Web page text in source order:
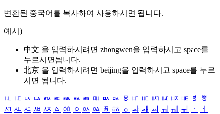
변환된 중국어를 복사하여 사용하시면 됩니다.
예시)
中文 을 입력하시려면 zhongwen을 입력하시고 space를
누르시면됩니다.
北京 을 입력하시려면 beijing을 입력하시고 space를 누르
시면 됩니다.
ㅥ ㅦ ㅧ ㅨ ㅩ ㅪ ㅫ ㅬ ㅭ ㅮ ㅯ ㅰ ㅱ ㅲ ㅳ ㅴ ㅵ ㅶ ㅷ ㅸ
ㅹ
ㅺ ㅻ ㅼ ㅽ ㅾ ㅿ ㆀ ㆁ ㆂ ㆃ ㆄ ㆅ ㆆ ㆇ ㆈ ㆉ ㆊ ㆋ ㆌ ㆍ
ㆎ